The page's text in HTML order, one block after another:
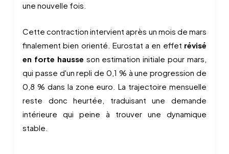
une nouvelle fois.
Cette contraction intervient après un mois de mars
finalement bien orienté. Eurostat a en effet révisé
en forte hausse son estimation initiale pour mars,
qui passe d'un repli de 0,1 % à une progression de
0,8 % dans la zone euro. La trajectoire mensuelle
reste donc heurtée, traduisant une demande
intérieure qui peine à trouver une dynamique
stable.